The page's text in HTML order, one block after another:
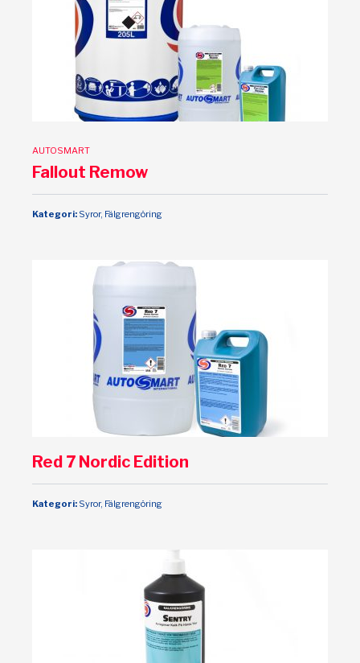
AUTOSMART
Fallout Remow
Kategori: Syror, Fälgrengöring
Red 7 Nordic Edition
Kategori: Syror, Fälgrengöring